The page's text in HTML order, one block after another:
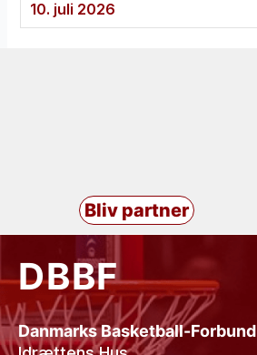
10. juli 2026
Bliv partner
DBBF
Danmarks Basketball-Forbund